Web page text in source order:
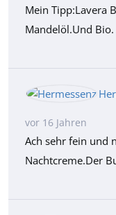
Mein Tipp:Lavera
Mandelöl.Und Bio.
vor 16 Jahren
Ach sehr fein und
Nachtcreme.Der